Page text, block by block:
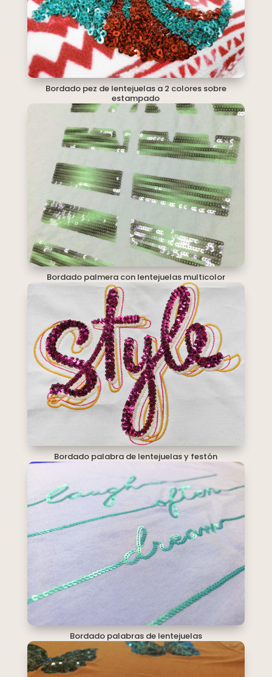
Bordado pez de lentejuelas a 2 colores sobre
estampado
Bordado palmera con lentejuelas multicolor
Bordado palabra de lentejuelas y festón
Bordado palabras de lentejuelas